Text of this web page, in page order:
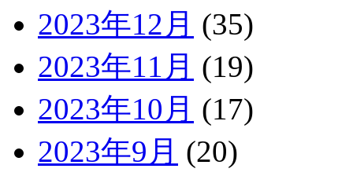
2023年12月 (35)
2023年11月 (19)
2023年10月 (17)
2023年9月 (20)